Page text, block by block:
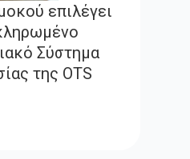
επιλέγει
Σύστημα
της OTS